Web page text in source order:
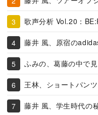
歌声分析 Vol.20：
藤井 風、原宿の
ふみの、葛藤の中で
王林、ショートパン
藤井 風、学生時代の